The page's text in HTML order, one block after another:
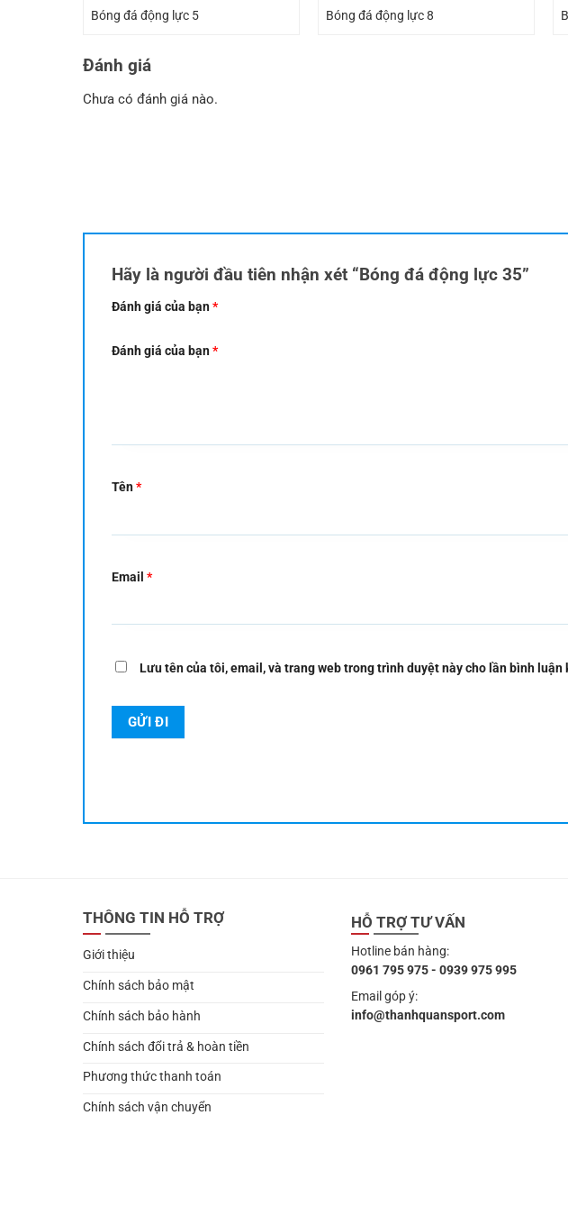
Bóng đá động lực 5 Bóng đá động lực 8
Đánh giá
Chưa có đánh giá nào.
Hãy là người đầu tiên nhận xét “Bóng đá động lực 35”
Đánh giá của bạn*
Đánh giá của bạn*
Tên*
Email *
Lưu tên của tôi, email, và trang web trong trình duyệt này cho lần bình luận
THÔNG TIN HỖ TRỢ
Giới thiệu
Chính sách bảo mật
Chính sách bảo hành
Chính sách đổi trả & hoàn tiền
Phương thức thanh toán
Chính sách vận chuyển
HỖ TRỢ TƯ VẤN
Hotline bán hàng:
0961 795 975 - 0939 975 995
Email góp ý:
info@thanhquansport.com